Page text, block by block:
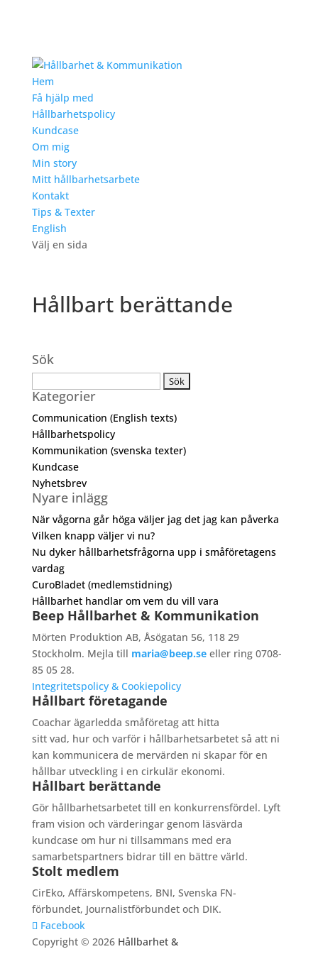
Hem
Få hjälp med
Hållbarhetspolicy
Kundcase
Om mig
Min story
Mitt hållbarhetsarbete
Kontakt
Tips & Texter
English
Välj en sida
Hållbart berättande
Sök
efter:
Kategorier
Communication (English texts)
Hållbarhetspolicy
Kommunikation (svenska texter)
Kundcase
Nyhetsbrev
Nyare inlägg
När vågorna går höga väljer jag det jag kan påverka
Vilken knapp väljer vi nu?
Nu dyker hållbarhetsfrågorna upp i småföretagens
vardag
CuroBladet (medlemstidning)
Hållbarhet handlar om vem du vill vara
Beep Hållbarhet & Kommunikation
Mörten Produktion AB, Åsögatan 56, 118 29
Stockholm. Mejla till maria@beep.seeller ring 0708-
85 05 28.
Integritetspolicy & Cookiepolicy
Hållbart företagande
Coachar ägarledda småföretag att hitta
sitt vad, hur och varför i hållbarhetsarbetet så att ni
kan kommunicera de mervärden ni skapar för en
hållbar utveckling i en cirkulär ekonomi.
Hållbart berättande
Gör hållbarhetsarbetet till en konkurrensfördel. Lyft
fram vision och värderingar genom läsvärda
kundcase om hur ni tillsammans med era
samarbetspartners bidrar till en bättre värld.
Stolt medlem
CirEko, Affärskompetens, BNI, Svenska FN-
förbundet, Journalistförbundet och DIK.
Facebook
Copyright © 2026 Hållbarhet &